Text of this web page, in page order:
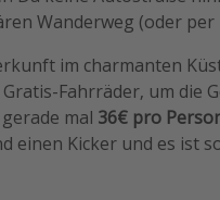
Wanderweg (oder per
im charmanten
Fahrräder, um die
mal 36€ pro
einen Kicker und es ist